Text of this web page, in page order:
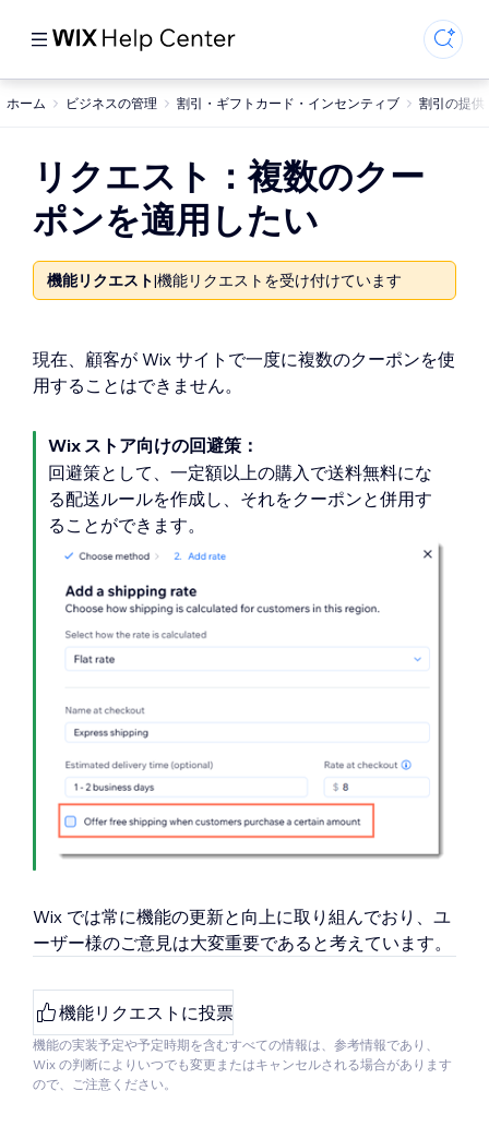
ホーム ビジネスの管理 割引・ギフトカード・インセンティブ 割引の提供
リクエスト：複数のクー
ポンを適用したい
機能リクエスト|機能リクエストを受け付けています
現在、顧客が Wix サイトで一度に複数のクーポンを使
用することはできません。
Wix ストア向けの回避策：
回避策として、一定額以上の購入で送料無料にな
る配送ルールを作成し、それをクーポンと併用す
ることができます。
Wix では常に機能の更新と向上に取り組んでおり、ユ
ーザー様のご意見は大変重要であると考えています。
機能リクエストに投票
機能の実装予定や予定時期を含むすべての情報は、参考情報であり、
Wix の判断によりいつでも変更またはキャンセルされる場合があります
ので、ご注意ください。